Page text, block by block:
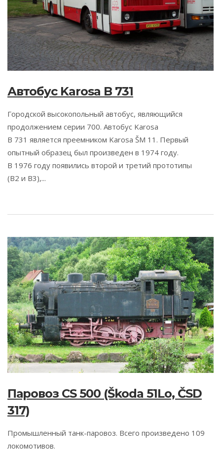
Автобус Karosa B 731
Городской высокопольный автобус, являющийся
продолжением серии 700. Автобус Karosa
B 731 является преемником Karosa ŠM 11. Первый
опытный образец был произведен в 1974 году.
В 1976 году появились второй и третий прототипы
(B2 и B3),...
Паровоз CS 500 (Škoda 51Lo, ČSD
317)
Промышленный танк-паровоз. Всего произведено 109
локомотивов.